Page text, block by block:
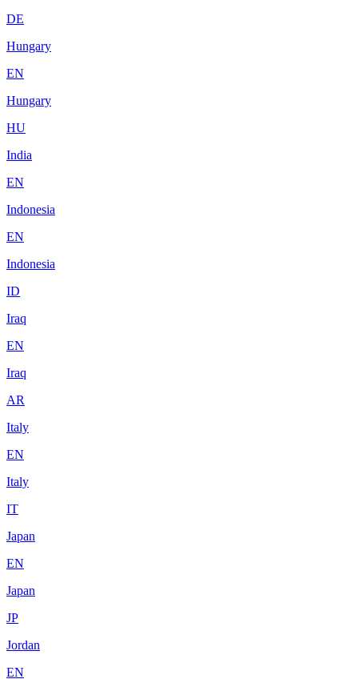
DE
Hungary
EN
Hungary
HU
India
EN
Indonesia
EN
Indonesia
ID
Iraq
EN
Iraq
AR
Italy
EN
Italy
IT
Japan
EN
Japan
JP
Jordan
EN